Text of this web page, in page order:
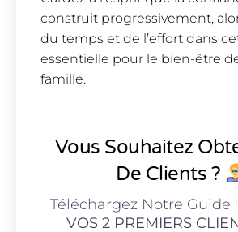
construit progressivement,
du temps et de l’effort dans
essentielle pour le bien-être
famille.
Vous Souhaitez
De Clients ?
Téléchargez Notre Guide "
VOS 2 PREMIERS